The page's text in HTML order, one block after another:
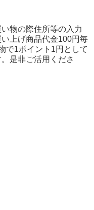
物の際住所等の入力
上げ商品代金100円毎
で1ポイント1円として
是非ご活用くださ